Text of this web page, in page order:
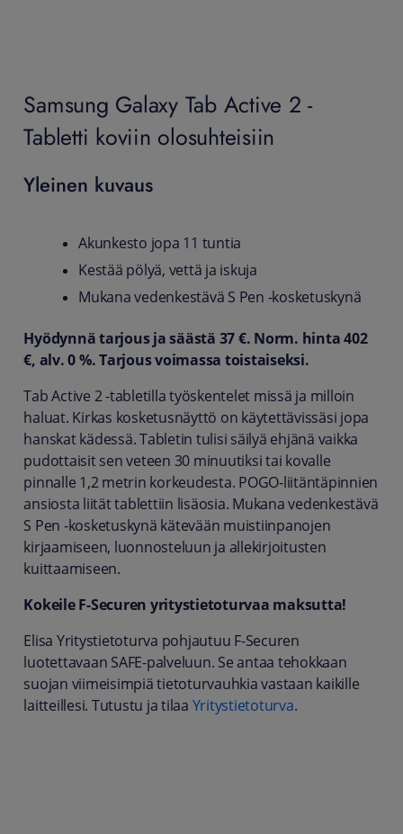
Samsung Galaxy Tab Active 2 -
Tabletti koviin olosuhteisiin
Yleinen kuvaus
Akunkesto jopa 11 tuntia
Kestää pölyä, vettä ja iskuja
Mukana vedenkestävä S Pen -kosketuskynä
Hyödynnä tarjous ja säästä 37 €. Norm. hinta 402
€, alv. 0 %. Tarjous voimassa toistaiseksi.
Tab Active 2 -tabletilla työskentelet missä ja milloin
haluat. Kirkas kosketusnäyttö on käytettävissäsi jopa
hanskat kädessä. Tabletin tulisi säilyä ehjänä vaikka
pudottaisit sen veteen 30 minuutiksi tai kovalle
pinnalle 1,2 metrin korkeudesta. POGO-liitäntäpinnien
ansiosta liität tablettiin lisäosia. Mukana vedenkestävä
S Pen -kosketuskynä kätevään muistiinpanojen
kirjaamiseen, luonnosteluun ja allekirjoitusten
kuittaamiseen.
Kokeile F-Securen yritystietoturvaa maksutta!
Elisa Yritystietoturva pohjautuu F-Securen
luotettavaan SAFE-palveluun. Se antaa tehokkaan
suojan viimeisimpiä tietoturvauhkia vastaan kaikille
laitteillesi. Tutustu ja tilaa Yritystietoturva.